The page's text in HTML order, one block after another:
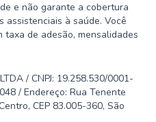
e não garante a cobertura
assistenciais à saúde. Você
taxa de adesão, mensalidades
/ CNPJ: 19.258.530/0001-
/ Endereço: Rua Tenente
CEP 83.005-360, São